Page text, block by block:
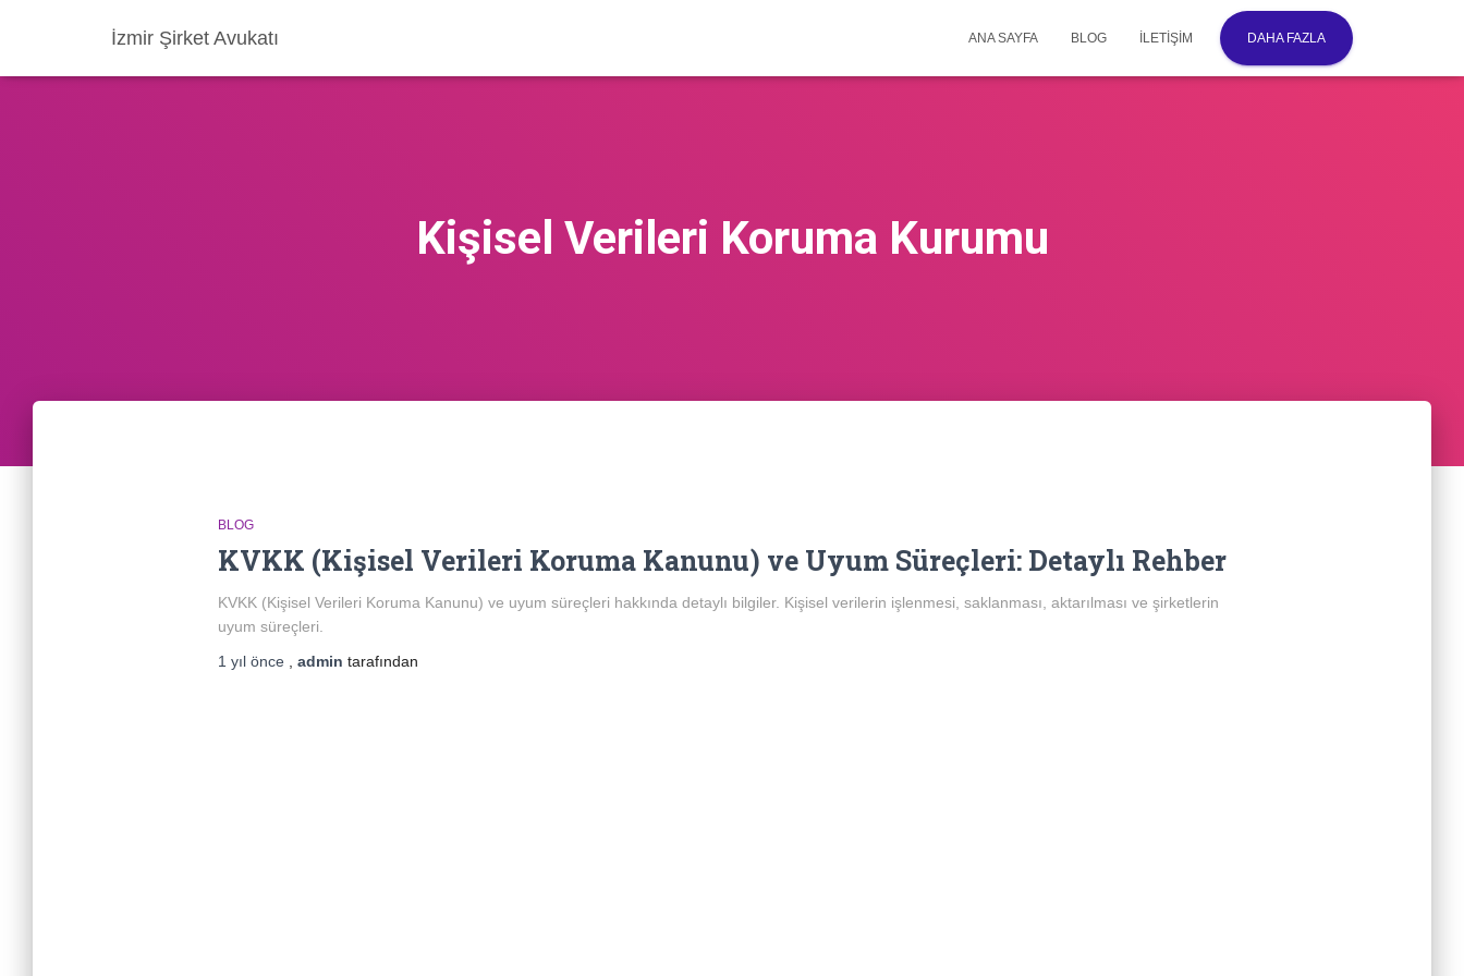
İzmir Şirket Avukatı ANA SAYFA BLOG İLETIŞIM DAHA FAZLA
Kişisel Verileri Koruma Kurumu
BLOG
KVKK (Kişisel Verileri Koruma Kanunu) ve Uyum Süreçleri: Detaylı Rehber
KVKK (Kişisel Verileri Koruma Kanunu) ve uyum süreçleri hakkında detaylı bilgiler. Kişisel verilerin işlenmesi, saklanması, aktarılması ve şirketlerin
uyum süreçleri.
1 yılönce admin tarafından